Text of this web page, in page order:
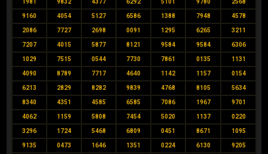
1981 9832 4377 6292 5101 9780 2568
9160 4054 5127 6586 1388 7948 4578
2086 7727 2698 0091 1295 6265 3211
7207 4015 5877 8121 9584 9584 6306
1029 7515 0544 7730 7861 0135 1131
4090 8789 7717 4640 1142 1157 0154
6213 2829 8282 9839 4768 8105 5634
8340 4351 4585 6585 7086 1967 9701
4062 1159 5808 7454 5020 1137 0220
3296 1724 5468 6809 0451 8671 1095
9135 0473 1646 1351 0224 6130 9205